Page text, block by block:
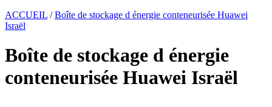
ACCUEIL /Boîte de stockage d énergie conteneurisée Huawei
Israël
Boîte de stockage d énergie
conteneurisée Huawei Israël